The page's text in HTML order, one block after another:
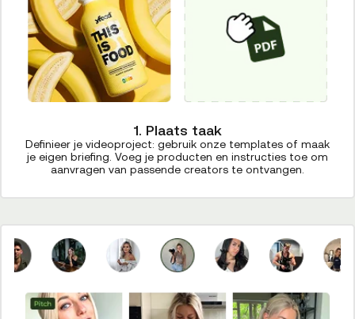
1. Plaats taak
Definieer je videoproject: gebruik onze templates of maak
je eigen briefing. Voeg je producten en instructies toe om
aanvragen van passende creators te ontvangen.